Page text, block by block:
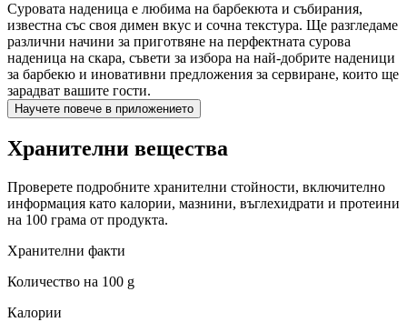
Суровата наденица е любима на барбекюта и събирания,
известна със своя димен вкус и сочна текстура. Ще разгледаме
различни начини за приготвяне на перфектната сурова
наденица на скара, съвети за избора на най-добрите наденици
за барбекю и иновативни предложения за сервиране, които ще
зарадват вашите гости.
Научете повече в приложението
Хранителни вещества
Проверете подробните хранителни стойности, включително
информация като калории, мазнини, въглехидрати и протеини
на 100 грама от продукта.
Хранителни факти
Количество на 100 g
Калории